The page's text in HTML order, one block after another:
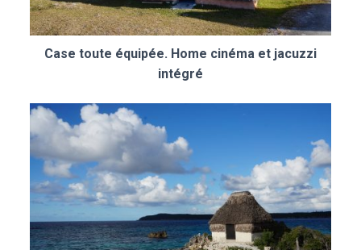
Case toute équipée. Home cinéma et jacuzzi
intégré